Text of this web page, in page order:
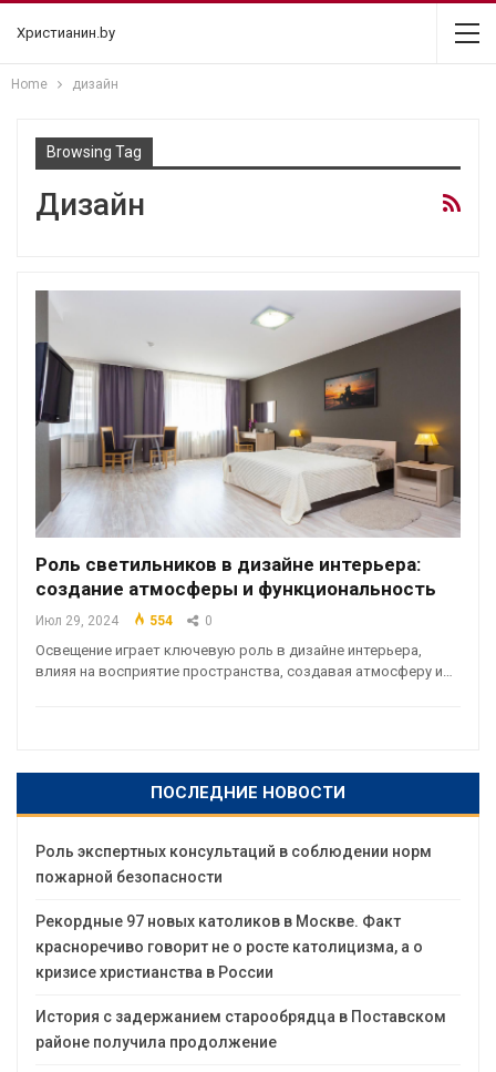
Христианин.by
Home дизайн
Browsing Tag
Дизайн
Роль светильников в дизайне интерьера:
создание атмосферы и функциональность
Июл 29, 2024 554 0
Освещение играет ключевую роль в дизайне интерьера,
влияя на восприятие пространства, создавая атмосферу и…
ПОСЛЕДНИЕ НОВОСТИ
Роль экспертных консультаций в соблюдении норм
пожарной безопасности
Рекордные 97 новых католиков в Москве. Факт
красноречиво говорит не о росте католицизма, а о
кризисе христианства в России
История с задержанием старообрядца в Поставском
районе получила продолжение